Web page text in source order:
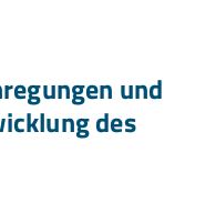
und
des